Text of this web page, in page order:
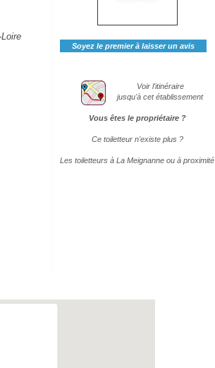
Soyez le premier à laisser un avis
Voir l'itinéraire
jusqu'à cet établissement
Vous êtes le propriétaire ?
Ce toiletteur n'existe plus ?
Les toiletteurs à La Meignanne ou à proximité